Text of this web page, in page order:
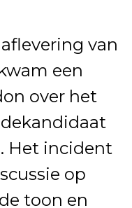
van
een
over het
Het incident
op
toon en